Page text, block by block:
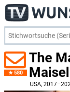
580
The
Maisel
USA,